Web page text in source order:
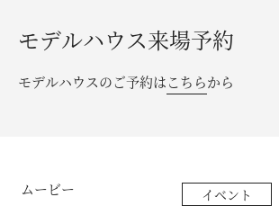
モデルハウス来場予約
モデルハウスのご予約はこちらから
ムービー
イベント